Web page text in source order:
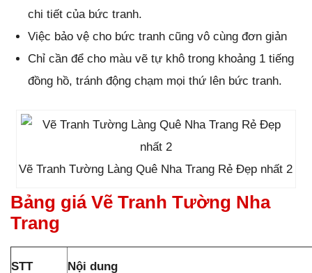
chi tiết của bức tranh.
Việc bảo vệ cho bức tranh cũng vô cùng đơn giản
Chỉ cần để cho màu vẽ tự khô trong khoảng 1 tiếng
đồng hồ, tránh động chạm mọi thứ lên bức tranh.
Vẽ Tranh Tường Làng Quê Nha Trang Rẻ Đẹp nhất 2
Bảng giá Vẽ Tranh Tường Nha
Trang
STT Nội dung